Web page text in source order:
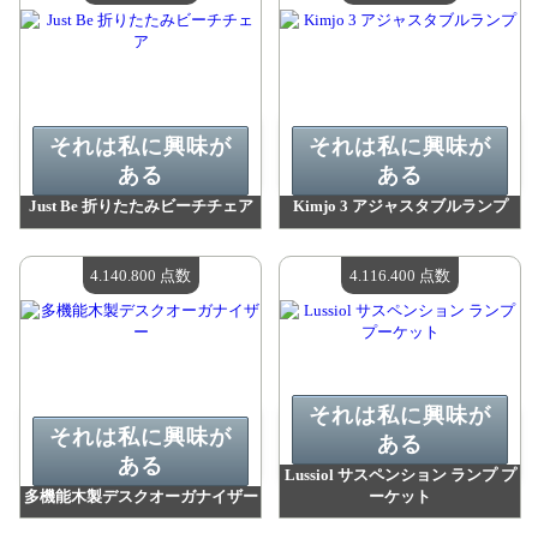
Just Be 折りたたみビーチチェア
利用可能な数量：4
それは私に興味が
ある
Kimjo 3 アジャスタブルランプ
利用可能な数量：4
それは私に興味が
ある
多機能木製デスクオーガナイザー
それは私に興味が
ある
4.140.800 点数
Lussiol サスペンション ランプ プ
ーケット
それは私に興味が
ある
4.116.400 点数